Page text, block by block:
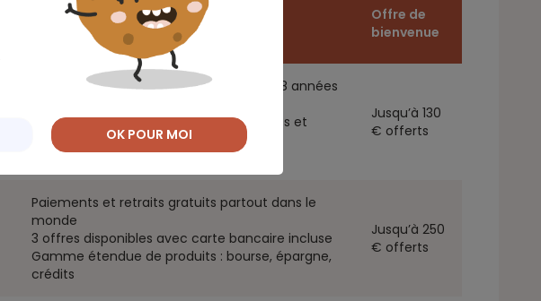
Avantages
Offre de
bienvenue
Élue banque la moins chère en France 18 années
Gamme complète de produits bancaires et
financiers
Plus de 1 000 fonctionnalités gratuites
Jusqu’à 130
€ offerts
Paiements et retraits gratuits partout dans le
monde
3 offres disponibles avec carte bancaire incluse
Gamme étendue de produits : bourse, épargne,
crédits
Jusqu’à 250
€ offerts
OK POUR MOI